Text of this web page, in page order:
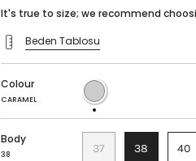
It's true to size; we recommend
Beden Tablosu
Colour
CARAMEL
CARAMEL
Body
38 37 38 40